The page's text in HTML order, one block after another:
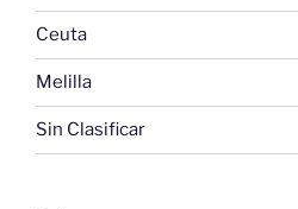
Ceuta
Melilla
Sin Clasificar